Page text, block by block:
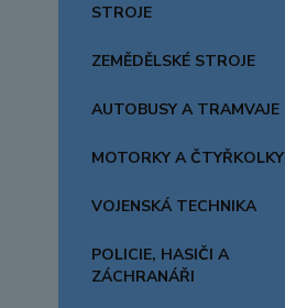
STROJE
ZEMĚDĚLSKÉ STROJE
AUTOBUSY A TRAMVAJE
MOTORKY A ČTYŘKOLKY
VOJENSKÁ TECHNIKA
POLICIE, HASIČI A
ZÁCHRANÁŘI